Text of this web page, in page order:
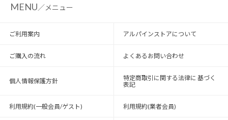
MENU／メニュー
ご利用案内 アルパインストアについて
ご購入の流れ よくあるお問い合わせ
個人情報保護方針
特定商取引に関する法律に 基づく
表記
利用規約(一般会員/ゲスト) 利用規約(業者会員)